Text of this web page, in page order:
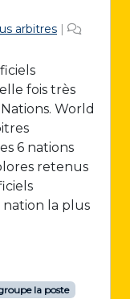
arbitres |
fois très
World
6 nations
retenus
nation la plus
la poste